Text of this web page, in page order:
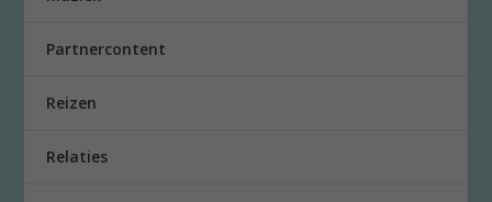
Partnercontent
Reizen
Relaties